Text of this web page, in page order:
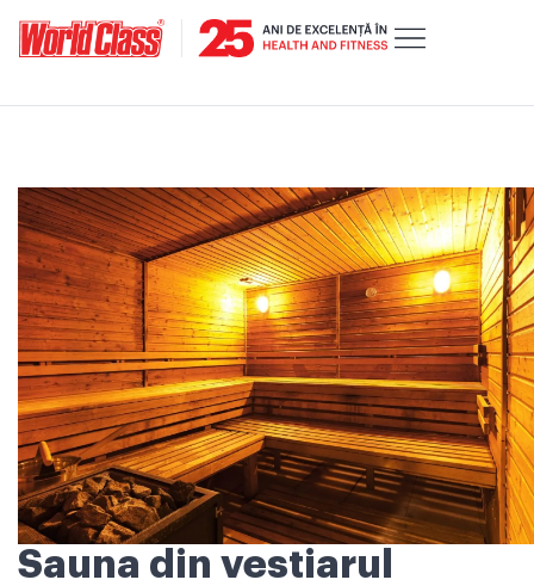
Sauna din vestiarul